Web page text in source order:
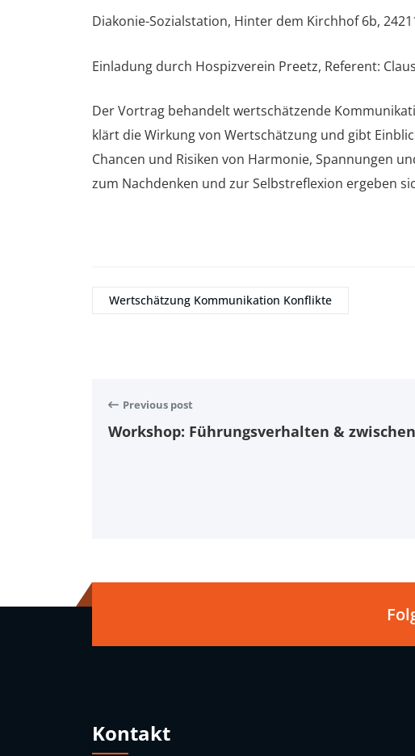
Diakonie-Sozialstation, Hinter dem Kirchhof 6b,
Einladung durch Hospizverein Preetz, Referent:
Der Vortrag behandelt wertschätzende
klärt die Wirkung von Wertschätzung und gibt
Chancen und Risiken von Harmonie, Spannungen
zum Nachdenken und zur Selbstreflexion ergeben
Wertschätzung Kommunikation Konflikte
Previous post
Workshop: Führungsverhalten &
Kontakt